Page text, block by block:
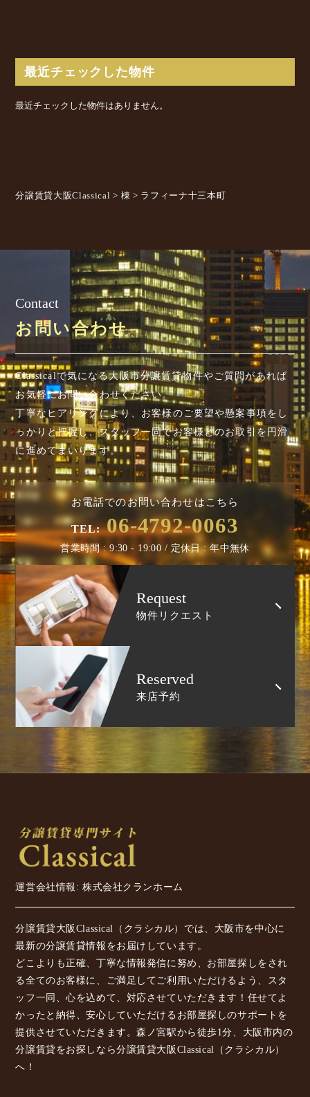
最近チェックした物件
最近チェックした物件はありません。
分譲賃貸大阪Classical > 棟 > ラフィーナ十三本町
Contact
お問い合わせ
Classicalで気になる大阪市分譲賃貸物件やご質問があれば
お気軽にお問い合わせください。
丁寧なヒアリングにより、お客様のご要望や懸案事項を し
っかりと把握し、スタッフ一同でお客様とのお取引を円滑
に進めてまいります。
お電話でのお問い合わせはこちら
TEL: 06-4792-0063
営業時間 : 9:30 - 19:00 / 定休日 : 年中無休
Request
物件リクエスト
Reserved
来店予約
運営会社情報: 株式会社クランホーム
分譲賃貸大阪Classical（クラシカル）では、大阪市を中心に
最新の分譲賃貸情報をお届けしています。
どこよりも正確、丁寧な情報発信に努め、お部屋探しをされ
る全てのお客様に、ご満足してご利用いただけるよう、スタ
ッフ一同、心を込めて、対応させていただきます！任せてよ
かったと納得、安心していただけるお部屋探しのサポートを
提供させていただきます。森ノ宮駅から徒歩1分、大阪市内の
分譲賃貸をお探しなら分譲賃貸大阪Classical（クラシカル）
へ！